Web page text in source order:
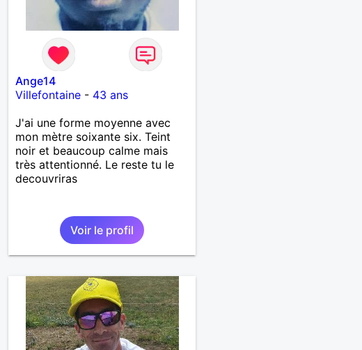
Ange14
Villefontaine - 43 ans
J'ai une forme moyenne avec
mon mètre soixante six. Teint
noir et beaucoup calme mais
très attentionné. Le reste tu le
decouvriras
Voir le profil